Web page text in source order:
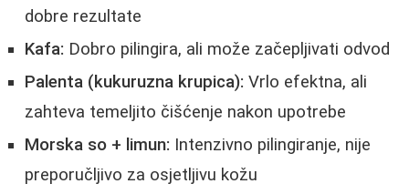
dobre rezultate
Kafa: Dobro pilingira, ali može začepljivati odvod
Palenta (kukuruzna krupica): Vrlo efektna, ali
zahteva temeljito čišćenje nakon upotrebe
Morska so + limun: Intenzivno pilingiranje, nije
preporučljivo za osjetljivu kožu